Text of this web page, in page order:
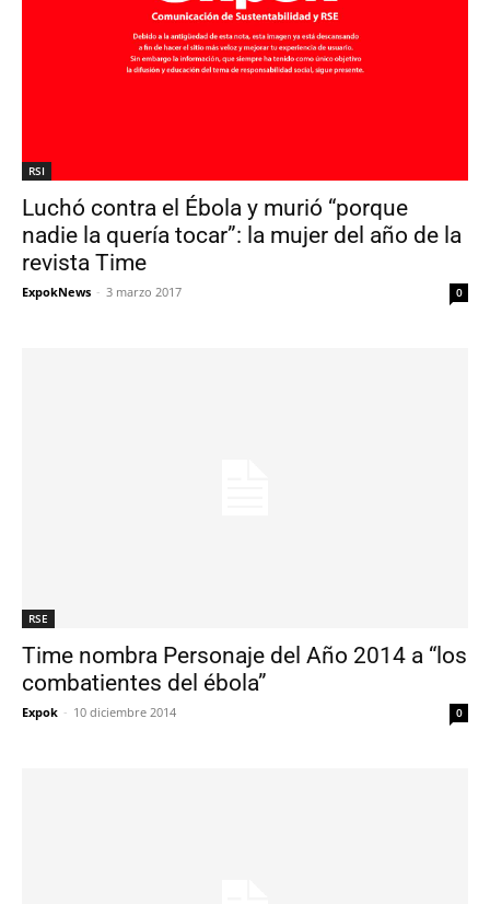
RSI
Luchó contra el Ébola y murió “porque
nadie la quería tocar”: la mujer del año de la
revista Time
ExpokNews - 3 marzo 2017 0
RSE
Time nombra Personaje del Año 2014 a “los
combatientes del ébola”
Expok - 10 diciembre 2014 0